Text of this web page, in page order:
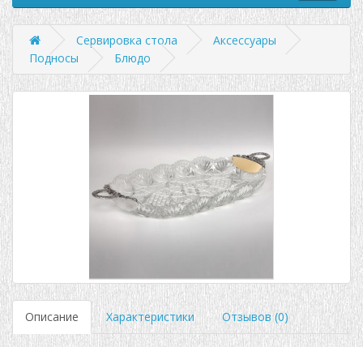
Сервировка стола
Аксессуары
Подносы
Блюдо
Описание Характеристики Отзывов (0)